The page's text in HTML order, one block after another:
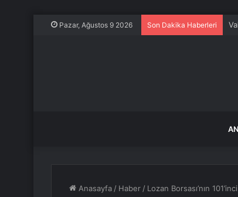
Pazar, Ağustos 9 2026 Son Dakika Haberleri
Anasayfa / Haber / Lozan Borsası’nın